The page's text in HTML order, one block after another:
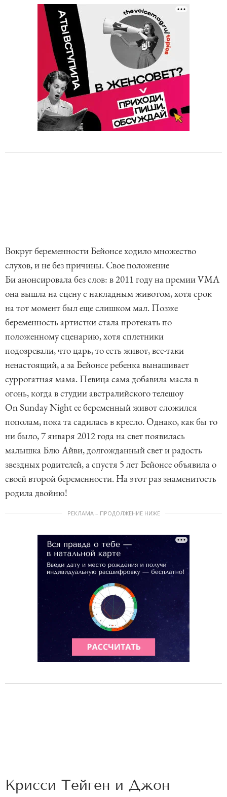
Вокруг беременности Бейонсе ходило множество
слухов, и не без причины. Свое положение
Би анонсировала без слов: в 2011 году на премии VMA
она вышла на сцену с накладным животом, хотя срок
на тот момент был еще слишком мал. Позже
беременность артистки стала протекать по
положенному сценарию, хотя сплетники
подозревали, что царь, то есть живот, все-таки
ненастоящий, а за Бейонсе ребенка вынашивает
суррогатная мама. Певица сама добавила масла в
огонь, когда в студии австралийского телешоу
On Sunday Night ее беременный живот сложился
пополам, пока та садилась в кресло. Однако, как бы то
ни было, 7 января 2012 года на свет появилась
малышка Блю Айви, долгожданный свет и радость
звездных родителей, а спустя 5 лет Бейонсе объявила о
своей второй беременности. На этот раз знаменитость
родила двойню!
РЕКЛАМА – ПРОДОЛЖЕНИЕ НИЖЕ
Крисси Тейген и Джон